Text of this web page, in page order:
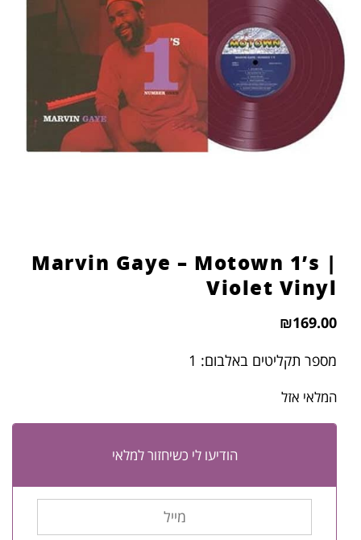
Marvin Gaye – Motown 1’s |
Violet Vinyl
₪169.00
מספר תקליטים באלבום: 1
המלאי אזל
הודיעו לי כשיחזור למלאי